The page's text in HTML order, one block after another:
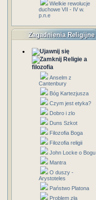
Wielkie rewolucje
duchowe VII - IV w.
p.n.e
Zagadnienia Religijne
Religie a
filozofia
Anselm z
Cantenbury
Bóg Kartezjusza
Czym jest etyka?
Dobro i zlo
Duns Szkot
Filozofia Boga
Filozofia religii
John Locke o Bogu
Mantra
O duszy -
Arystoteles
Państwo Platona
Problem zła